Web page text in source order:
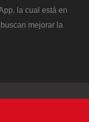
la cual está en
mejorar la